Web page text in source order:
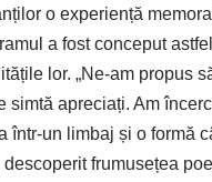
o experiență
a fost conceput
lor. „Ne-am propus
simtă apreciați. Am
într-un limbaj și o formă
frumusețea